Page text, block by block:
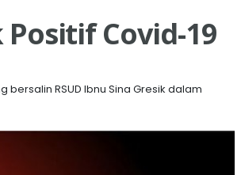
Covid-19
RSUD Ibnu Sina Gresik dalam